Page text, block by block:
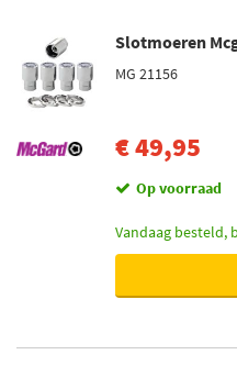
Slotmoeren
MG 21156
€ 49,95
Op voorraad
Vandaag besteld,